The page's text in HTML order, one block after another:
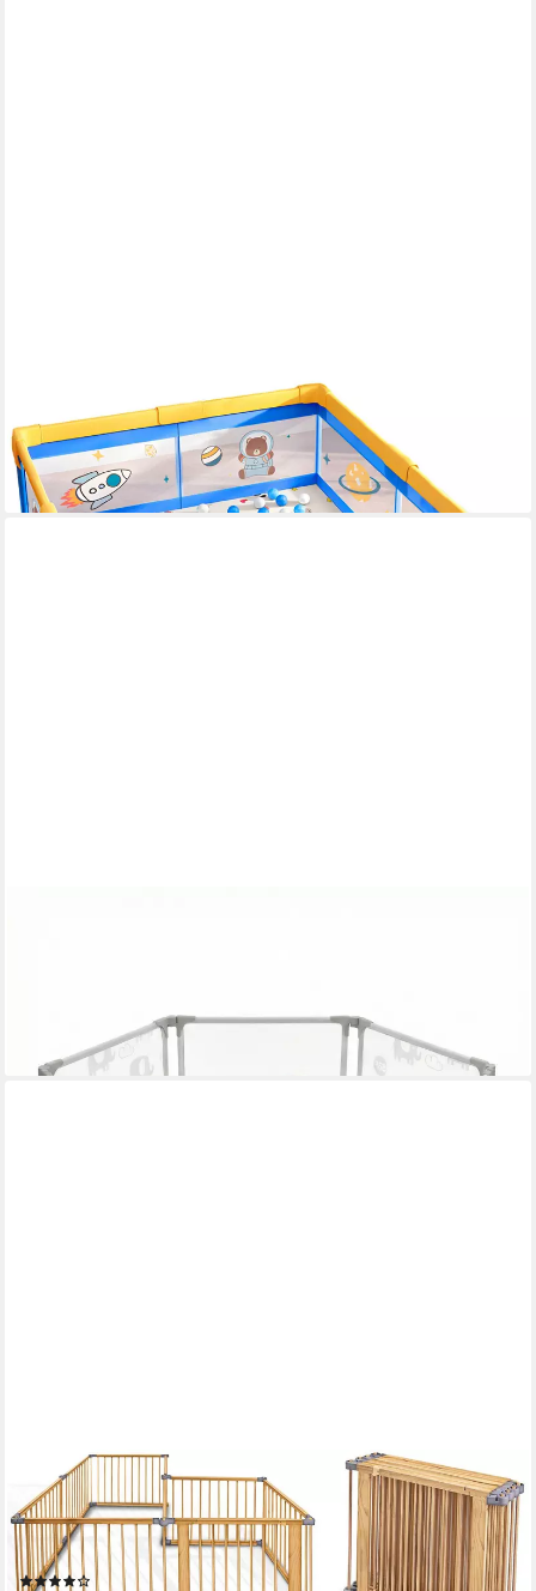
Design 180x200x100 cm
89,90 € UVP119,90 €
-25%
lieferbar - in 2-3 Werktagen bei dir
lieferbar - in 2-3 Werktagen bei dir
KIDUKU
Laufgitter 7,2 Meter Laufstall XXL klappbar inkl. Tür, bestehend
aus 8 Elementen (mit doppelter Sicherung für Kinder
Krabbelgitter), Absperrgitter individuell formbar
(13)